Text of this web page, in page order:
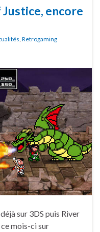
encore
Retrogaming
sur 3DS puis River
mois-ci sur